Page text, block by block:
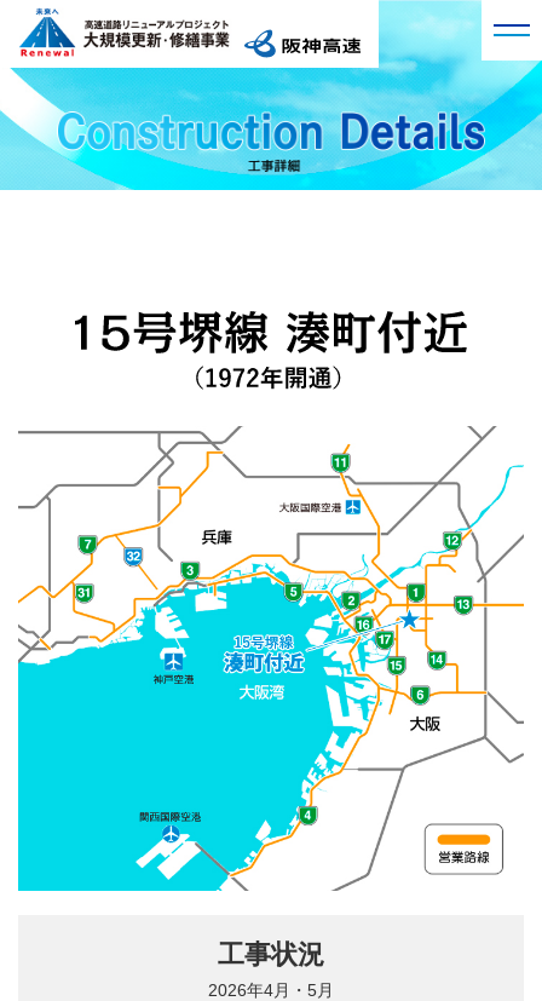
プロジェクト概要
3号神戸線 湊川付近
3号神戸線 京橋付近
11号池田線 大豊橋付近
13号東大阪線 法円坂付近
14号松原線 喜連瓜破付近
15号堺線 湊町付近
16号大阪港線 阿波座付近
32号 新神戸トンネル
第1回 高速道路リニューアルプロジェクトの始動
第3回 橋桁を支える橋脚梁の取替工事を実施
第4回 生まれ変わった玉出入口ランプ橋
第5回 1号環状線〈南行〉 約20年ぶり大規模交通規制
工事完了
第6回 1号環状線リニューアル工事2020南行・2021北
行 工事完了までの軌跡
第7回 16号大阪港線阿波座付近 拡幅部の主桁を取り
換え、道路の縦目地を解消。騒音をなくし、走行性を
第8回 14号松原線喜連瓜破付近 2年半の全面通行止
め、世界初の工法を採用した「前代未聞！？」の橋梁
VR現場見学会
広報アーカイブ
関連資料
工事状況
2026年4月・5月